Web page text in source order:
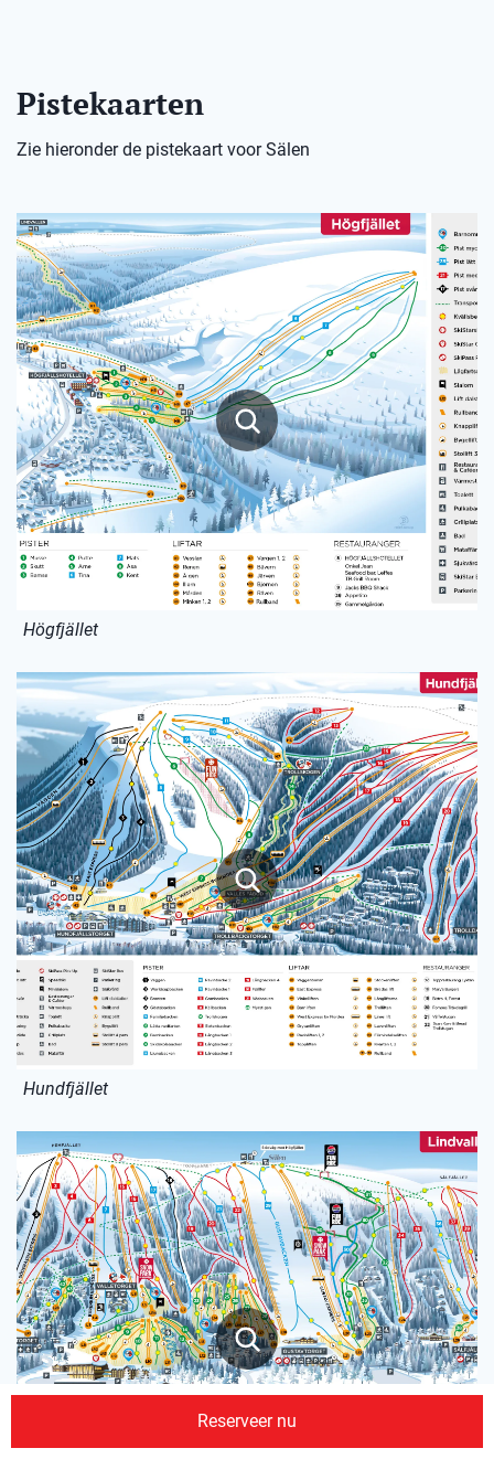
Pistekaarten
Zie hieronder de pistekaart voor Sälen
Högfjället
Hundfjället
Reserveer nu